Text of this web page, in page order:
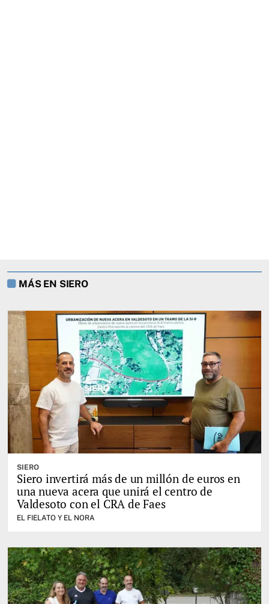
MÁS EN SIERO
SIERO
Siero invertirá más de un millón de euros en
una nueva acera que unirá el centro de
Valdesoto con el CRA de Faes
EL FIELATO Y EL NORA